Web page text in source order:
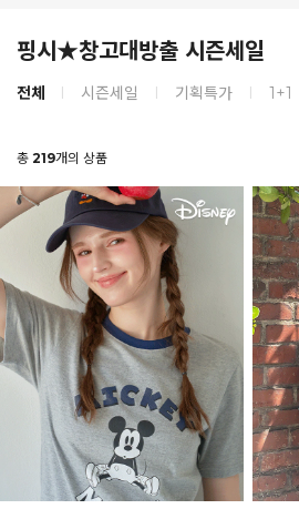
핑시★창고대방출 시즌세일
전체 시즌세일 기획특가 1+1
총 219개의 상품